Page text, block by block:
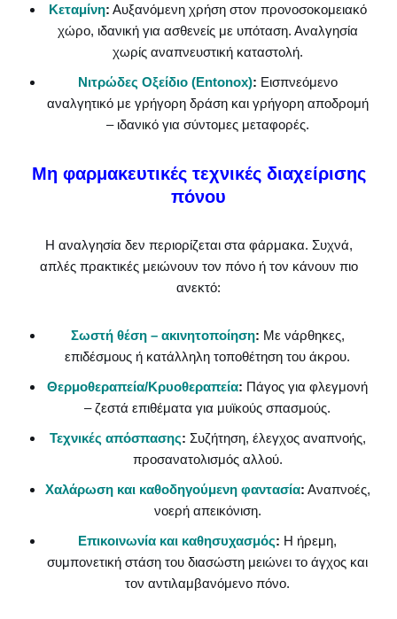
Κεταμίνη: Αυξανόμενη χρήση στον προνοσοκομειακό
χώρο, ιδανική για ασθενείς με υπόταση. Αναλγησία
χωρίς αναπνευστική καταστολή.
Νιτρώδες Οξείδιο (Entonox): Εισπνεόμενο
αναλγητικό με γρήγορη δράση και γρήγορη αποδρομή
– ιδανικό για σύντομες μεταφορές.
Μη φαρμακευτικές τεχνικές διαχείρισης
πόνου
Η αναλγησία δεν περιορίζεται στα φάρμακα. Συχνά,
απλές πρακτικές μειώνουν τον πόνο ή τον κάνουν πιο
ανεκτό:
Σωστή θέση – ακινητοποίηση: Με νάρθηκες,
επιδέσμους ή κατάλληλη τοποθέτηση του άκρου.
Θερμοθεραπεία/Κρυοθεραπεία: Πάγος για φλεγμονή
– ζεστά επιθέματα για μυϊκούς σπασμούς.
Τεχνικές απόσπασης: Συζήτηση, έλεγχος αναπνοής,
προσανατολισμός αλλού.
Χαλάρωση και καθοδηγούμενη φαντασία: Αναπνοές,
νοερή απεικόνιση.
Επικοινωνία και καθησυχασμός: Η ήρεμη,
συμπονετική στάση του διασώστη μειώνει το άγχος και
τον αντιλαμβανόμενο πόνο.